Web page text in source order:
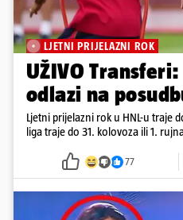
LJETNI PRIJELAZNI ROK
UŽIVO
odlazi na
Ljetni prijelazni rok u HNL-u traje
liga traje do 31. kolovoza ili 1.
77